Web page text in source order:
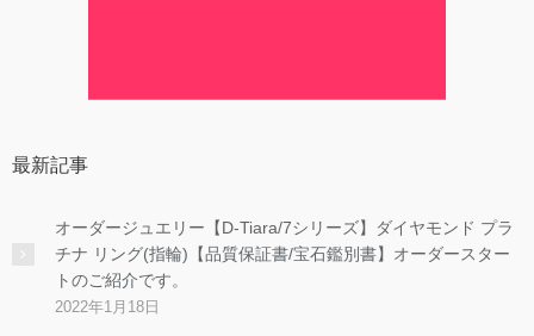
最新記事
オーダージュエリー【D-Tiara/7シリーズ】ダイヤモンド プラ
チナ リング(指輪)【品質保証書/宝石鑑別書】オーダースター
トのご紹介です。
2022年1月18日